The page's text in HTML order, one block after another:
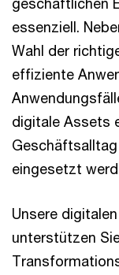
essenziell.
Wahl der
effiziente
digitale Assets
eingesetzt
Unsere
unterstützen